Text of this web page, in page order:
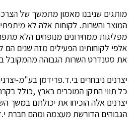
מותגים שניבנו מאמון מתמשך של
המוצר והשרות. לקוחות אלה לא
מפליגות ממחירונים מנופחים הלא
אלפי לקוחותינו הפעילים מזה שנים הם
את סטנדרט השרות הגבוהה מהמקובל
יצרנים ניבחרים בי.ד.פרידמן בע"מ-
יצרנים אלה הוכיחו את יכולתם במשך
הגבוהים הדורשת מעצמה ומהם חברת